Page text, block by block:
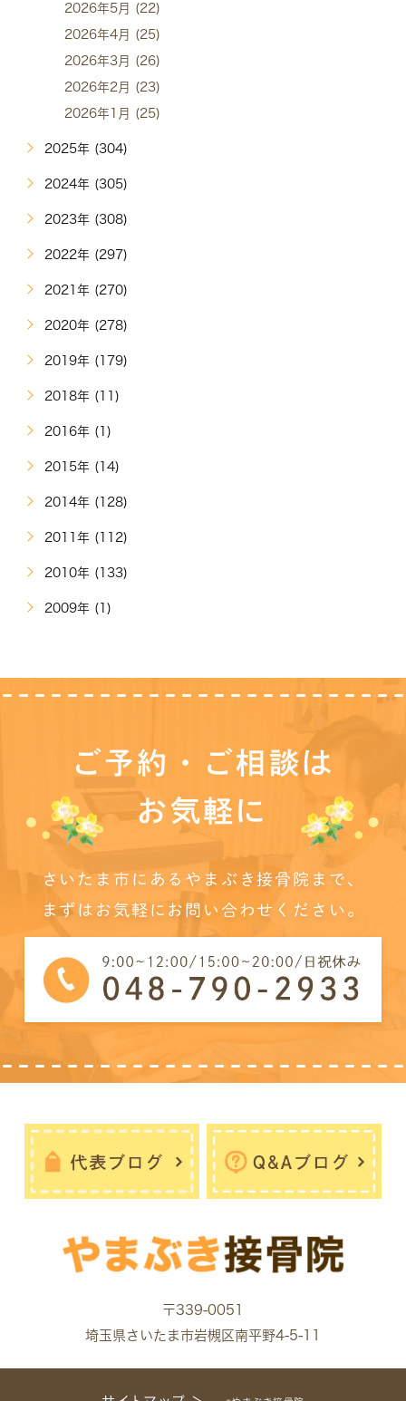
2026年5月 (22)
2026年4月 (25)
2026年3月 (26)
2026年2月 (23)
2026年1月 (25)
2025年 (304)
2024年 (305)
2023年 (308)
2022年 (297)
2021年 (270)
2020年 (278)
2019年 (179)
2018年 (11)
2016年 (1)
2015年 (14)
2014年 (128)
2011年 (112)
2010年 (133)
2009年 (1)
ご予約・ご相談は
お気軽に
さいたま市にあるやまぶき接骨院まで、
まずはお気軽にお問い合わせください。
〒339-0051
埼玉県さいたま市岩槻区南平野4-5-11